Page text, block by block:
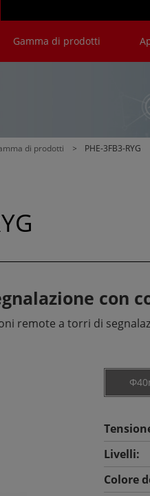
Gamma di prodotti
di prodotti PHE-3FB3-RYG
con
remote a torri di
Livelli:
Colore